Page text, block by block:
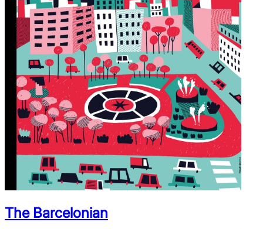
The Barcelonian